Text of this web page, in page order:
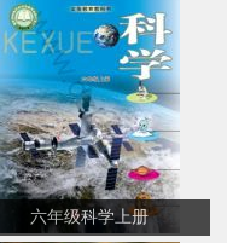
六年级科学上册